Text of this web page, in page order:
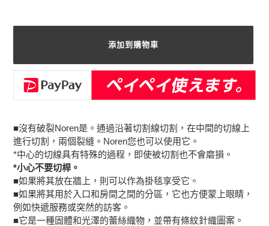
添加到購物車
產
品
添
加
到
購
物
車
■沒有破裂Noren是。通過沿著切割線切割，在中間的切線上
進行切割，兩個裂縫。Noren您也可以使用它。
*中心的切線具有特殊的過程，即使被切割也不會磨損。
*小心不要切桿。
■如果將其放在牆上，則可以作為掛毯享受它。
■如果將其用於入口和房間之間的分區，它也方便蒙上眼睛，
例如快遞服務或突然的訪客。
■它是一種固體和光澤的蕾絲織物，並帶有條紋針織圖案。